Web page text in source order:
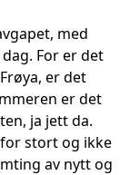
med
For er det
er det
er det
ja jett da.
stort og ikke
av nytt og